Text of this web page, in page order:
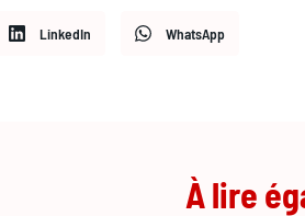
LinkedIn WhatsApp
À lire